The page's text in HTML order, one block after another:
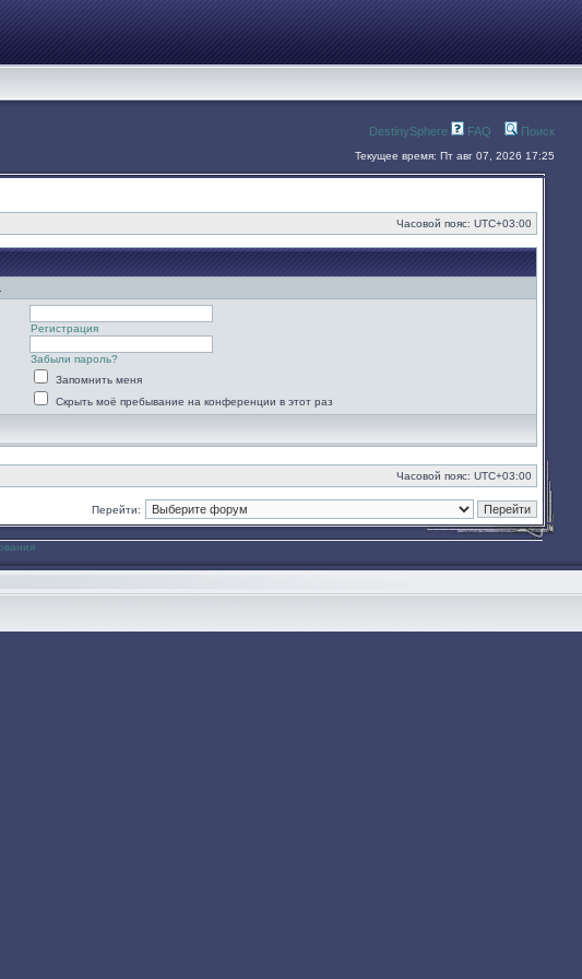
DestinySphere FAQ Поиск
Текущее время: Пт авг 07, 2026 17:25
Часовой пояс: UTC+03:00
Регистрация
Забыли пароль?
Запомнить меня
Скрыть моё пребывание на конференции в этот раз
Часовой пояс: UTC+03:00
Перейти: